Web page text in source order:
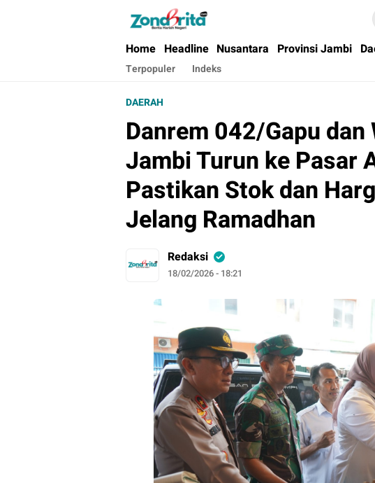
Berita Harian Negeri
Home Headline Nusantara Provinsi Jambi
Terpopuler Indeks
DAERAH
Danrem 042/Gapu
Jambi Turun ke Pasar
Pastikan Stok dan
Jelang Ramadhan
Redaksi
18/02/2026 - 18:21